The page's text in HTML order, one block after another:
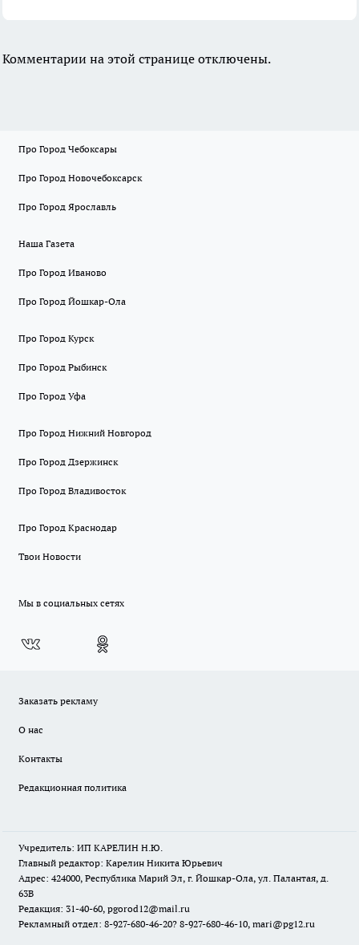
Комментарии на этой странице отключены.
Про Город Чебоксары
Про Город Новочебоксарск
Про Город Ярославль
Наша Газета
Про Город Иваново
Про Город Йошкар-Ола
Про Город Курск
Про Город Рыбинск
Про Город Уфа
Про Город Нижний Новгород
Про Город Дзержинск
Про Город Владивосток
Про Город Краснодар
Твои Новости
Мы в социальных сетях
Заказать рекламу
О нас
Контакты
Редакционная политика
Учредитель: ИП КАРЕЛИН Н.Ю.
Главный редактор: Карелин Никита Юрьевич
Адрес: 424000, Республика Марий Эл, г. Йошкар-Ола, ул. Палантая, д.
63В
Редакция: 31-40-60, pgorod12@mail.ru
Рекламный отдел: 8-927-680-46-20? 8-927-680-46-10, mari@pg12.ru